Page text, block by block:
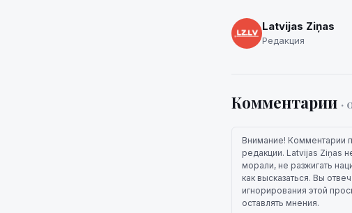
Latvijas Ziņas
Редакция
Комментарии ·
Внимание! Комментарии
редакции. Latvijas Ziņas
морали, не разжигать
как высказаться. Вы
игнорирования этой
оставлять мнения.